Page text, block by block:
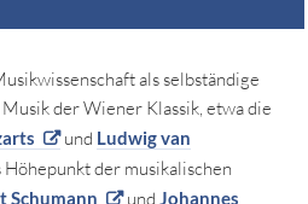
als selbständige
der Wiener Klassik, etwa die
und Ludwig van
Höhepunkt der musikalischen
Schumann und Johannes